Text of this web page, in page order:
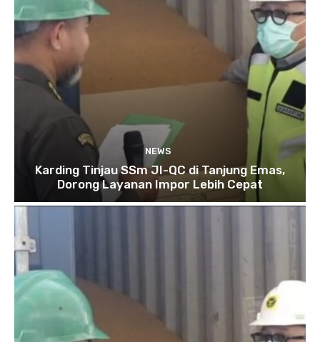
NEWS
Karding Tinjau SSm JI-QC di Tanjung Emas,
Dorong Layanan Impor Lebih Cepat